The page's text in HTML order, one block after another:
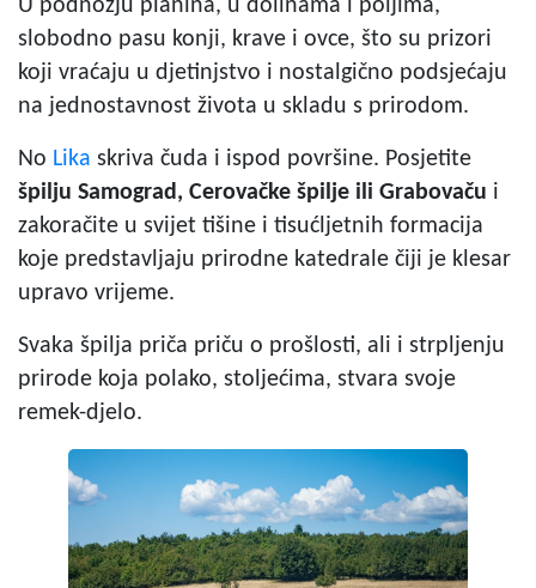
U podnožju planina, u dolinama i poljima,
slobodno pasu konji, krave i ovce, što su prizori
koji vraćaju u djetinjstvo i nostalgično podsjećaju
na jednostavnost života u skladu s prirodom.
No Lika skriva čuda i ispod površine. Posjetite
špilju Samograd, Cerovačke špilje ili Grabovaču i
zakoračite u svijet tišine i tisućljetnih formacija
koje predstavljaju prirodne katedrale čiji je klesar
upravo vrijeme.
Svaka špilja priča priču o prošlosti, ali i strpljenju
prirode koja polako, stoljećima, stvara svoje
remek-djelo.